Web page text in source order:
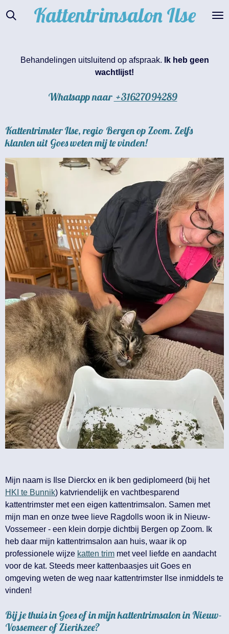
Ga
direct
hoofdinhoud
KattentrimsalonIlse
Behandelingen uitsluitend op afspraak.
Ik heb geen
wachtlijst!
Whatsapp naar +31627094289
Kattentrimster Ilse, regio Bergen op Zoom. Zelfs
klanten uit Goes weten mij te vinden!
Mijn naam is Ilse Dierckx en ik ben gediplomeerd (bij het
HKI te Bunnik) katvriendelijk en vachtbesparend
kattentrimster met een eigen kattentrimsalon. Samen met
mijn man en onze twee lieve Ragdolls woon ik in Nieuw-
Vossemeer - een klein dorpje dichtbij Bergen op Zoom. Ik
heb daar mijn kattentrimsalon aan huis, waar ik op
professionele wijze katten trim met veel liefde en aandacht
voor de kat. Steeds meer kattenbaasjes uit Goes en
omgeving weten de weg naar kattentrimster Ilse inmiddels te
vinden!
Bij je thuis in Goes of in mijn kattentrimsalon in Nieuw-
Vossemeer of Zierikzee?